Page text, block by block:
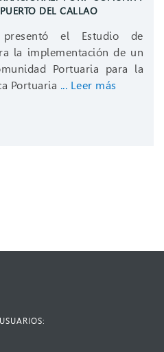
DEL CALLAO
el Estudio de
la implementación de un
Portuaria para la
Portuaria ... Leer más